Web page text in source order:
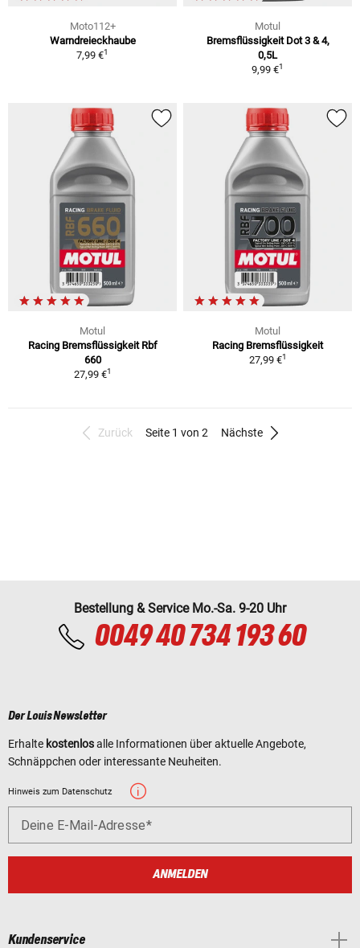
Moto112+
Warndreieckhaube
7,99 €1
Motul
Bremsflüssigkeit Dot 3 & 4,
0,5L
9,99 €1
Motul
Racing Bremsflüssigkeit Rbf
660
27,99 €1
Motul
Racing Bremsflüssigkeit
27,99 €1
Zurück Seite 1 von 2 Nächste
Bestellung & Service Mo.-Sa. 9-20 Uhr
0049 40 734 193 60
Der Louis Newsletter
Erhalte kostenlosalle Informationen über aktuelle Angebote,
Schnäppchen oder interessante Neuheiten.
Hinweis zum Datenschutz
Deine E-Mail-Adresse
ANMELDEN
Kundenservice